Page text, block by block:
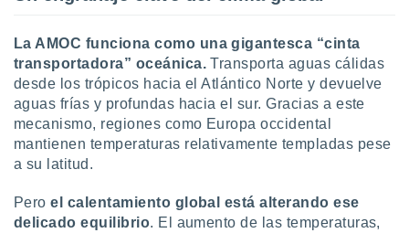
web a
abono
únicos
similares
La AMOC funciona como una gigantesca “cinta
transportadora” oceánica. Transporta aguas cálidas
desde los trópicos hacia el Atlántico Norte y devuelve
aguas frías y profundas hacia el sur. Gracias a este
mecanismo, regiones como Europa occidental
mantienen temperaturas relativamente templadas pese
a su latitud.
Pero el calentamiento global está alterando ese
delicado equilibrio. El aumento de las temperaturas,